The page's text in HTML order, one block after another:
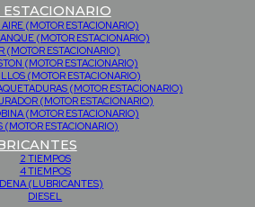
(MOTOR ESTACIONARIO)
(MOTOR ESTACIONARIO)
(MOTOR ESTACIONARIO)
(MOTOR ESTACIONARIO)
(MOTOR ESTACIONARIO)
(MOTOR ESTACIONARIO)
(MOTOR ESTACIONARIO)
(MOTOR ESTACIONARIO)
(MOTOR ESTACIONARIO)
2 TIEMPOS
4 TIEMPOS
(LUBRICANTES)
DIESEL